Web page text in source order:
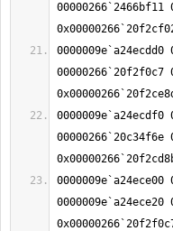
00000266`2466bf11
00000266`20f2f0c7
00000266`20c34f6e